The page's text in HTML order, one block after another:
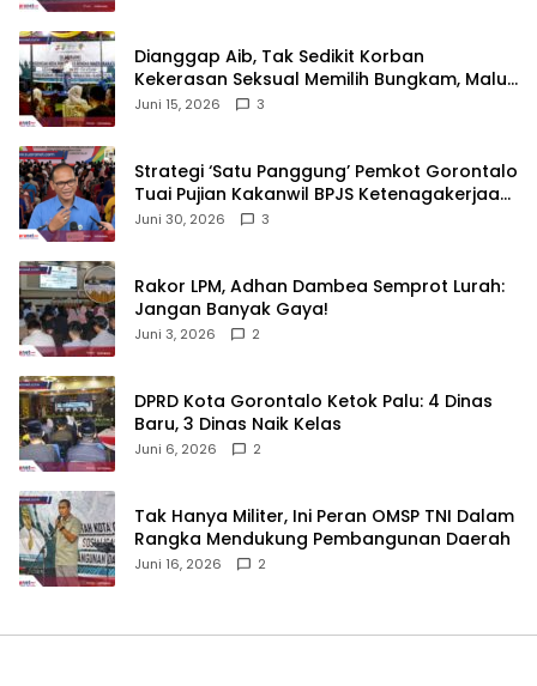
‎Dianggap Aib, Tak Sedikit Korban
Kekerasan Seksual Memilih Bungkam, Malu
untuk Melapor!‎
Juni 15, 2026 3
Strategi ‘Satu Panggung’ Pemkot Gorontalo
Tuai Pujian Kakanwil BPJS Ketenagakerjaan
Sulama‎‎
Juni 30, 2026 3
‎Rakor LPM, Adhan Dambea Semprot Lurah:
Jangan Banyak Gaya!‎
Juni 3, 2026 2
‎DPRD Kota Gorontalo Ketok Palu: 4 Dinas
Baru, 3 Dinas Naik Kelas
Juni 6, 2026 2
‎Tak Hanya Militer, Ini Peran OMSP TNI Dalam
Rangka Mendukung Pembangunan Daerah
Juni 16, 2026 2